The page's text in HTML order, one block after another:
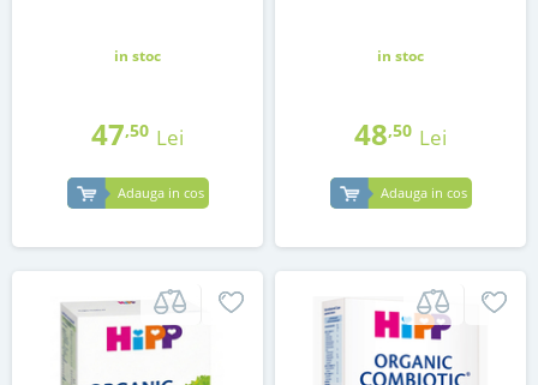
in stoc
47,50 Lei
Adauga in cos
in stoc
48,50 Lei
Adauga in cos